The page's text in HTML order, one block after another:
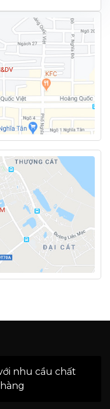
nhu cầu chất